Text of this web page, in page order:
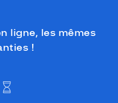
ligne, les mêmes
!